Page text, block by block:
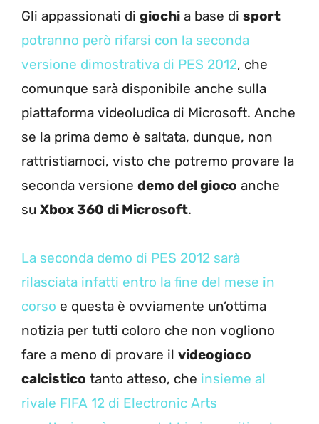
Gli appassionati di giochi a base di sport
potranno però rifarsi con la seconda
versione dimostrativa di PES 2012, che
comunque sarà disponibile anche sulla
piattaforma videoludica di Microsoft. Anche
se la prima demo è saltata, dunque, non
rattristiamoci, visto che potremo provare la
seconda versione demo del gioco anche
su Xbox 360 di Microsoft.
La seconda demo di PES 2012 sarà
rilasciata infatti entro la fine del mese in
corso e questa è ovviamente un’ottima
notizia per tutti coloro che non vogliono
fare a meno di provare il videogioco
calcistico tanto atteso, che insieme al
rivale FIFA 12 di Electronic Arts